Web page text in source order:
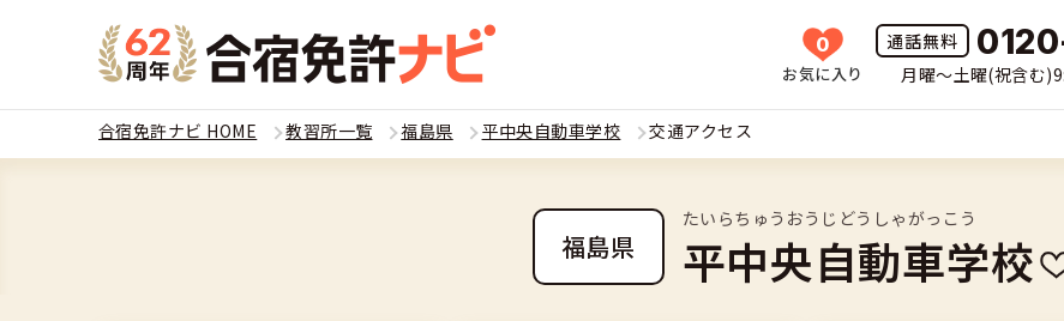
0
お気に入り 月曜〜土曜(祝含む
教習所一覧
運転免許の種類(車種)を選ぶ
普通車
合宿免許を探す
合宿免許ナビ HOME 教習所一覧 福島県 平中央自動車学校 交通アクセス
福島県
たいらちゅうおうじどうしゃがっこう
平中央自動車学校